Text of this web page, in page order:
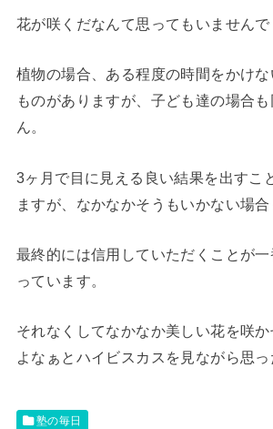
花が咲くだなんて思ってもいませんで
植物の場合、ある程度の時間をかけ
ものがありますが、子ども達の場合
ん。
3ヶ月で目に見える良い結果を出すこ
ますが、なかなかそうもいかない場合
最終的には信用していただくことが
っています。
それなくしてなかなか美しい花を咲
よなぁとハイビスカスを見ながら思っ
塾の毎日